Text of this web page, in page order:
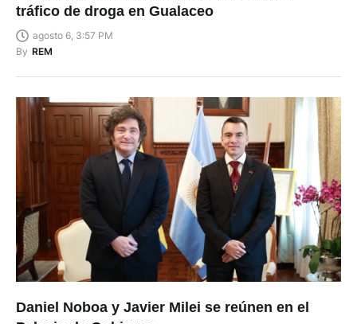
tráfico de droga en Gualaceo
agosto 6, 3:57 PM
By REM
Daniel Noboa y Javier Milei se reúnen en el